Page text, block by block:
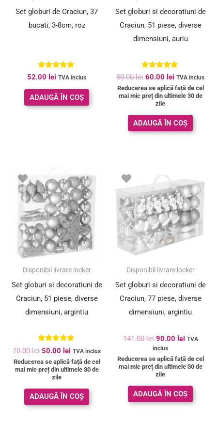
Set globuri de Craciun, 37
bucati, 3-8cm, roz
Evaluat la
5.00
din 5
52.00 lei TVA inclus
ADAUGĂ ÎN COȘ
Set globuri si decoratiuni de
Craciun, 51 piese, diverse
dimensiuni, auriu
Evaluat la
5.00
din 5
80.00lei 60.00 lei TVA inclus
Reducerea se aplică față de cel
mai mic preț din ultimele 30 de
zile
ADAUGĂ ÎN COȘ
SUPER PREȚ!
Disponibil livrare locker
Set globuri si decoratiuni de
Craciun, 51 piese, diverse
dimensiuni, argintiu
Evaluat la
5.00
din 5
70.00lei
inițial
a
fost:
70.00 lei.
50.00 lei
curent
este:
50.00 lei.
TVA inclus
Reducerea se aplică față de cel
mai mic preț din ultimele 30 de
zile
ADAUGĂ ÎN COȘ
SUPER PREȚ!
Disponibil livrare locker
Set globuri si decoratiuni de
Craciun, 77 piese, diverse
dimensiuni, argintiu
141.00lei
inițial
a
fost:
141.00 lei.
90.00 lei
este:
90.00 lei.
TVA
inclus
Reducerea se aplică față de cel
mai mic preț din ultimele 30 de
zile
ADAUGĂ ÎN COȘ